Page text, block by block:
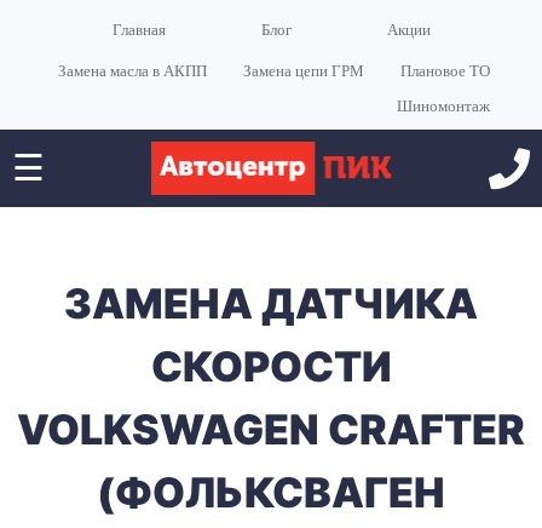
Главная Блог Акции
Замена масла в АКПП Замена цепи ГРМ
Плановое ТО
Шиномонтаж
☰
ЗАМЕНА ДАТЧИКА
СКОРОСТИ
VOLKSWAGEN CRAFTER
(ФОЛЬКСВАГЕН